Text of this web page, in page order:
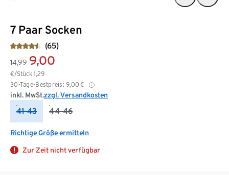
7 Paar Socken
(65)
14,99 9,00
€/Stück 1,29
30-Tage-Bestpreis: 9,00 €
inkl. MwSt.zzgl. Versandkosten
41-43 44-46
Richtige Größe ermitteln
Zur Zeit nicht verfügbar